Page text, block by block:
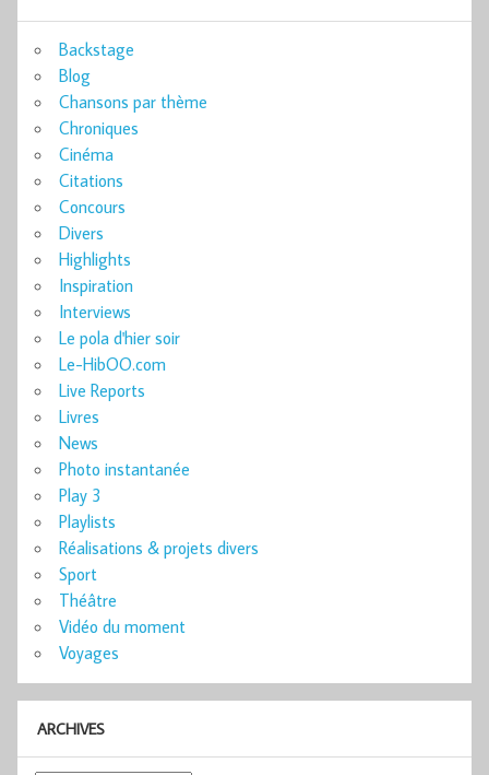
Backstage
Blog
Chansons par thème
Chroniques
Cinéma
Citations
Concours
Divers
Highlights
Inspiration
Interviews
Le pola d'hier soir
Le-HibOO.com
Live Reports
Livres
News
Photo instantanée
Play 3
Playlists
Réalisations & projets divers
Sport
Théâtre
Vidéo du moment
Voyages
ARCHIVES